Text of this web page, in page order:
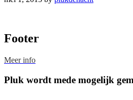
Footer
Meer info
Pluk wordt mede mogelijk